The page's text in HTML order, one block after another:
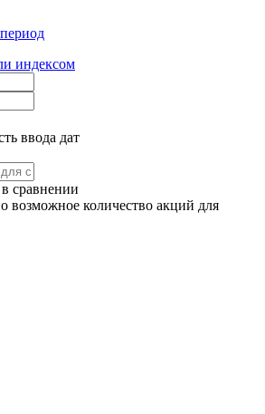
индексом
ввода дат
сравнении
возможное количество акций для